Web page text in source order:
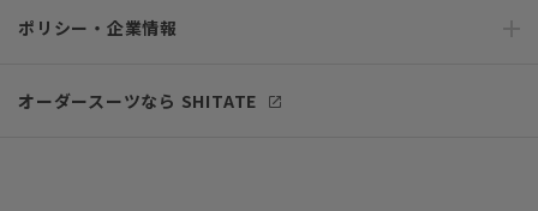
ポリシー・企業情報
オーダースーツなら SHITATE